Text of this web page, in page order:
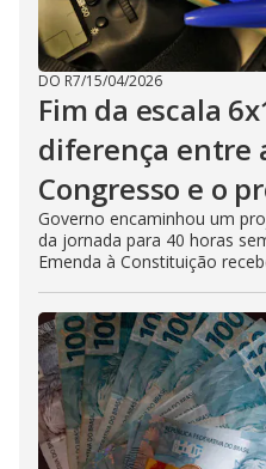
DO R7/15/04/2026
Fim da escala
diferença entre
Congresso e o
Governo encaminhou um
da jornada para 40 horas
Emenda à Constituição